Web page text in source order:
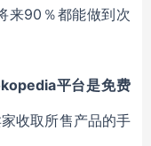
来90％都能做到次
平台是免费
收取所售产品的手